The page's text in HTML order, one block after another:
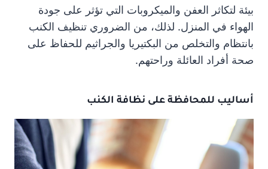
بيئة لتكاثر العفن والميكروبات التي تؤثر على جودة
الهواء في المنزل. لذلك، من الضروري تنظيف الكنب
بانتظام والتخلص من البكتيريا والجراثيم للحفاظ على
صحة أفراد العائلة وراحتهم.
أساليب للمحافظة على نظافة الكنب